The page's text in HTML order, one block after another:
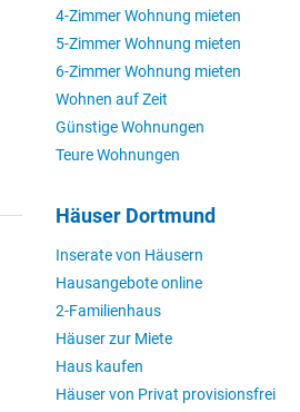
4-Zimmer Wohnung mieten
5-Zimmer Wohnung mieten
6-Zimmer Wohnung mieten
Wohnen auf Zeit
Günstige Wohnungen
Teure Wohnungen
Häuser Dortmund
Inserate von Häusern
Hausangebote online
2-Familienhaus
Häuser zur Miete
Haus kaufen
Häuser von Privat provisionsfrei